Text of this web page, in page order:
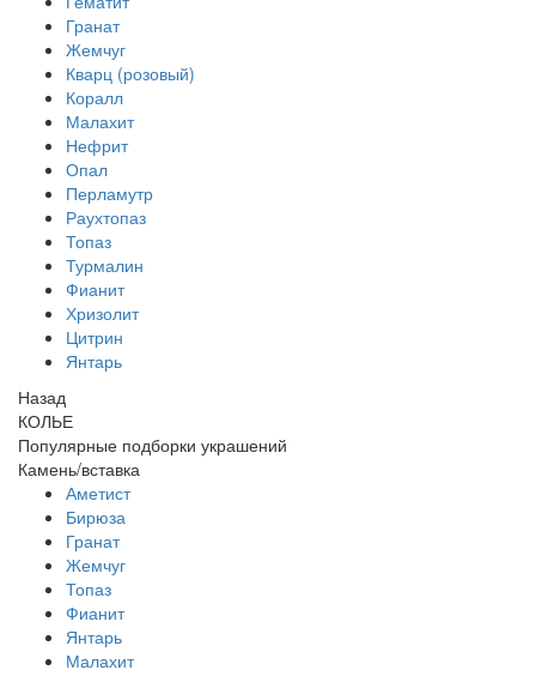
Гранат
Жемчуг
Кварц (розовый)
Коралл
Малахит
Нефрит
Опал
Перламутр
Раухтопаз
Топаз
Турмалин
Фианит
Хризолит
Цитрин
Янтарь
Назад
КОЛЬЕ
Популярные подборки украшений
Камень/вставка
Аметист
Бирюза
Гранат
Жемчуг
Топаз
Фианит
Янтарь
Малахит